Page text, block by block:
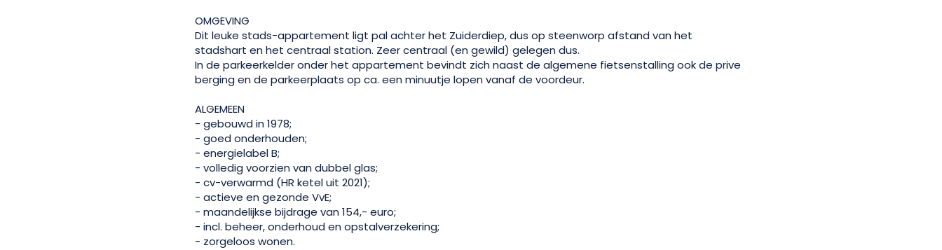
OMGEVING
Dit leuke stads-appartement ligt pal achter het Zuiderdiep, dus op steenworp afstand van het
stadshart en het centraal station. Zeer centraal (en gewild) gelegen dus.
In de parkeerkelder onder het appartement bevindt zich naast de algemene fietsenstalling ook de prive
berging en de parkeerplaats op ca. een minuutje lopen vanaf de voordeur.
ALGEMEEN
- gebouwd in 1978;
- goed onderhouden;
- energielabel B;
- volledig voorzien van dubbel glas;
- cv-verwarmd (HR ketel uit 2021);
- actieve en gezonde VvE;
- maandelijkse bijdrage van 154,- euro;
- incl. beheer, onderhoud en opstalverzekering;
- zorgeloos wonen.